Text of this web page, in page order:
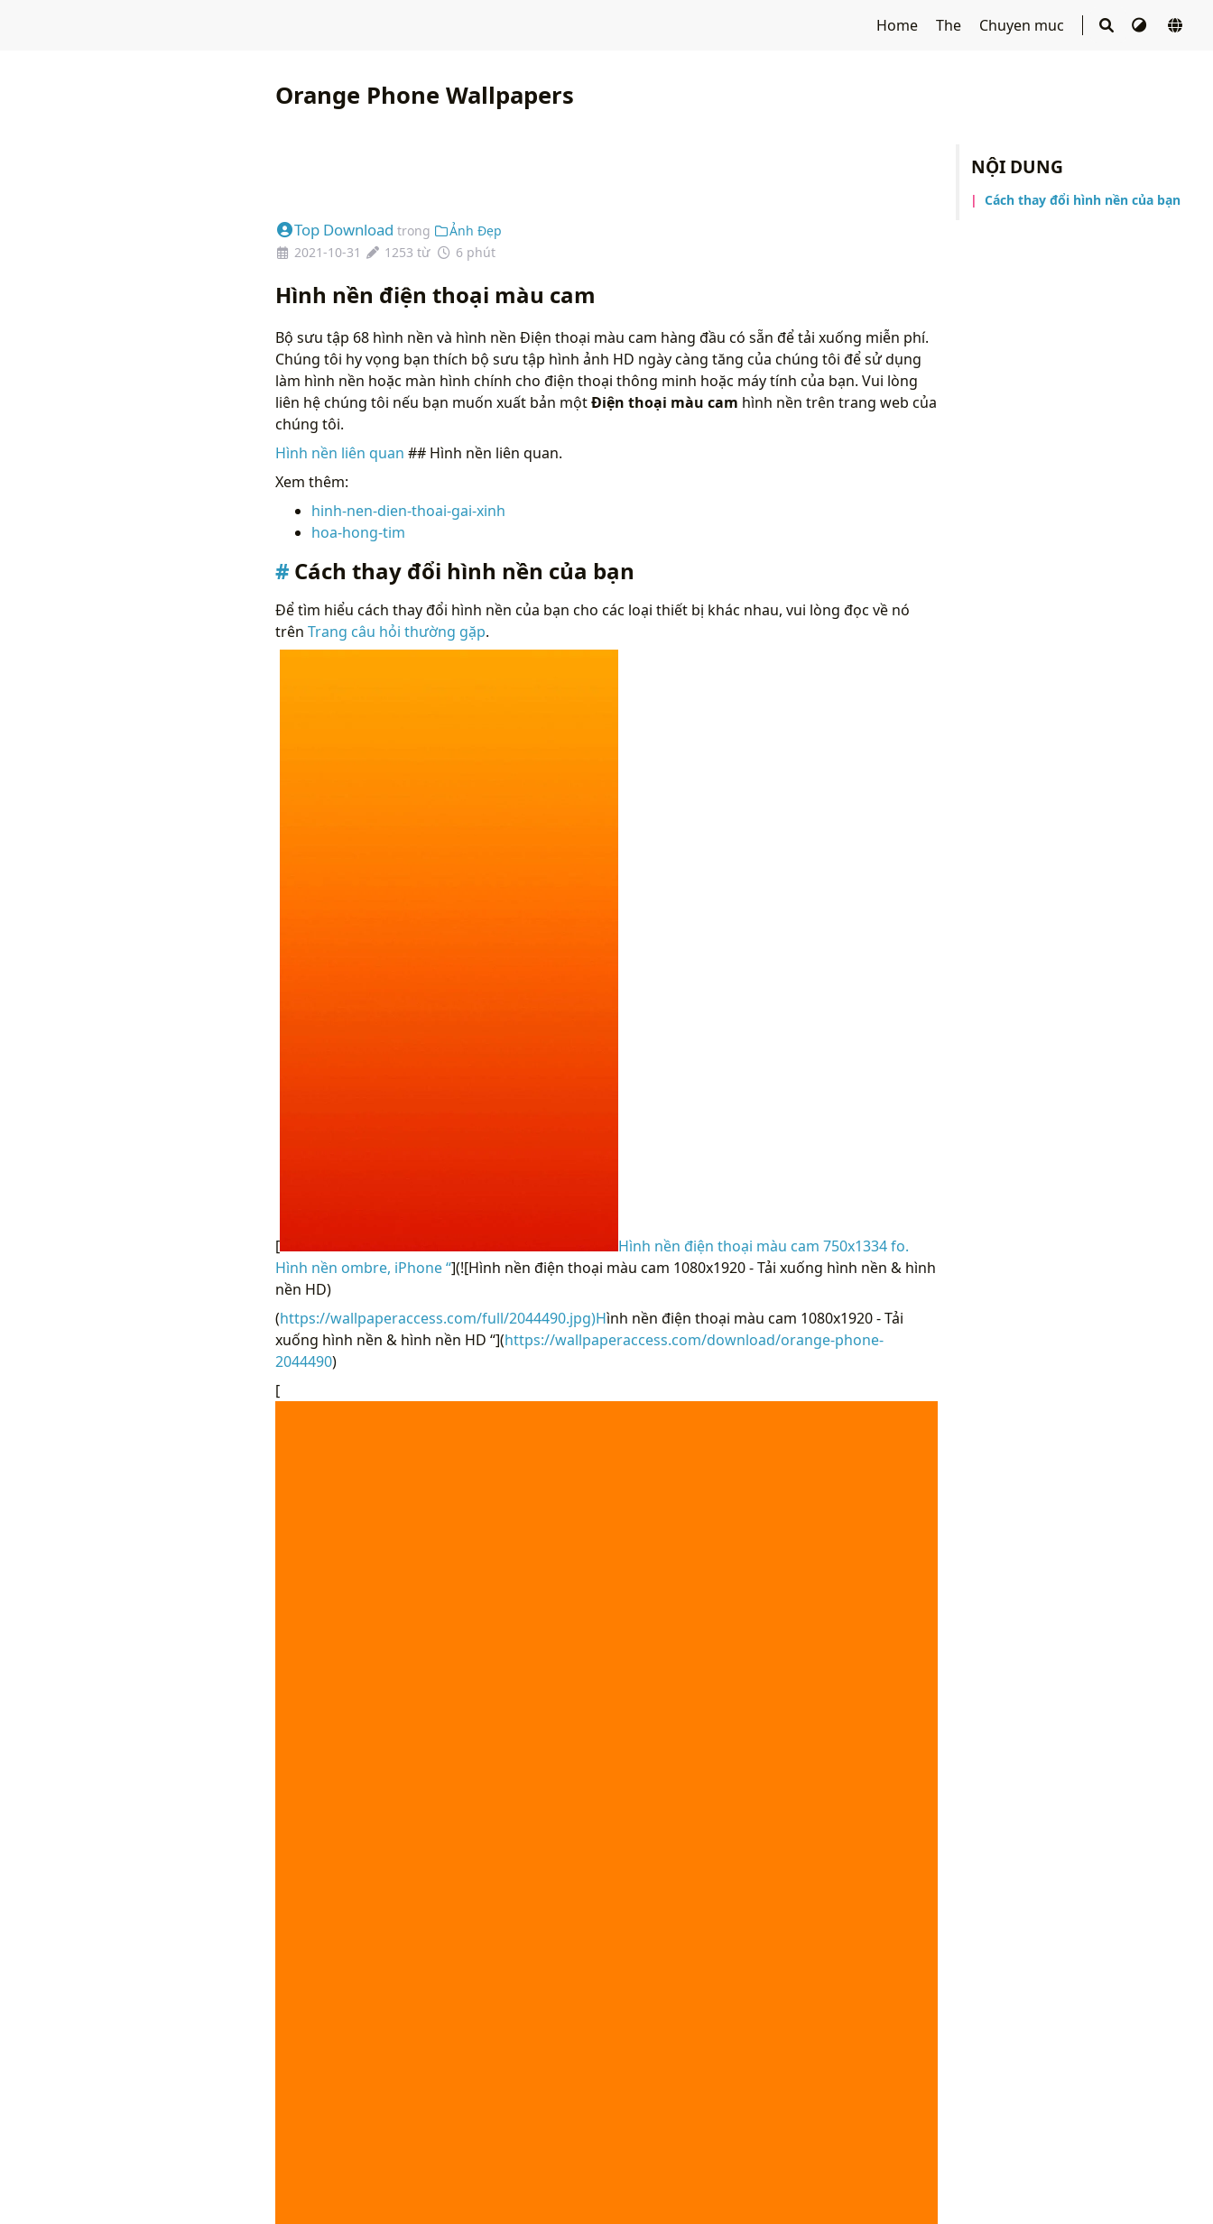
Home The Chuyen muc
NỘI DUNG
Cách thay đổi hình nền của bạn
Orange Phone Wallpapers
Top Download trong
Ảnh Đẹp
2021-10-31
1253 từ 6 phút
Hình nền điện thoại màu cam
Bộ sưu tập 68 hình nền và hình nền Điện thoại màu cam hàng đầu có sẵn để tải xuống miễn phí.
Chúng tôi hy vọng bạn thích bộ sưu tập hình ảnh HD ngày càng tăng của chúng tôi để sử dụng
làm hình nền hoặc màn hình chính cho điện thoại thông minh hoặc máy tính của bạn. Vui lòng
liên hệ chúng tôi nếu bạn muốn xuất bản mộtĐiện thoại màu cam hình nền trên trang web của
chúng tôi.
Hình nền liên quan ## Hình nền liên quan.
Xem thêm:
hinh-nen-dien-thoai-gai-xinh
hoa-hong-tim
Cách thay đổi hình nền của bạn
Để tìm hiểu cách thay đổi hình nền của bạn cho các loại thiết bị khác nhau, vui lòng đọc về nó
trên Trang câu hỏi thường gặp.
[
Hình nền điện thoại màu cam 750x1334 fo.
Hình nền ombre, iPhone “](![Hình nền điện thoại màu cam 1080x1920 - Tải xuống hình nền & hình
nền HD)
(https://wallpaperaccess.com/full/2044490.jpg)Hình nền điện thoại màu cam 1080x1920 - Tải
xuống hình nền & hình nền HD “](https://wallpaperaccess.com/download/orange-phone-
2044490)
[